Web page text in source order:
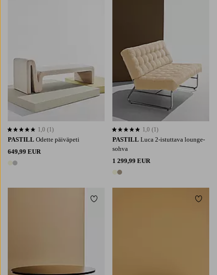
PASTILL Odette päiväpeti
649,99 EUR
2 värejä
1,0 perustuen 1 arvosanaan
1,0 (1)
PASTILL Luca 2-istuttava lounge-
sohva
1 299,99 EUR
2 värejä
1,0 perustuen 1 arvosanaan
1,0 (1)
Lisää suosikkeihin Lisää